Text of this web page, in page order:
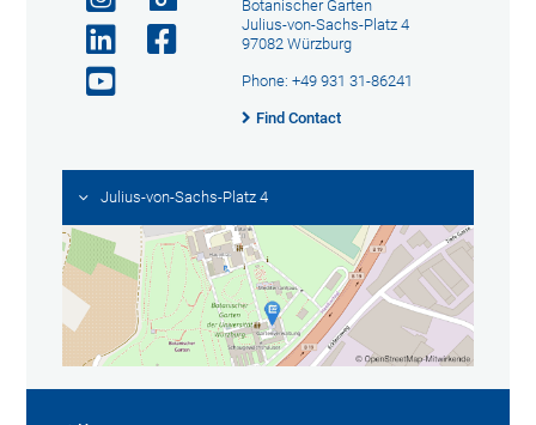
Botanischer Garten
Julius-von-Sachs-Platz 4
97082 Würzburg
Phone: +49 931 31-86241
Find Contact
Julius-von-Sachs-Platz 4